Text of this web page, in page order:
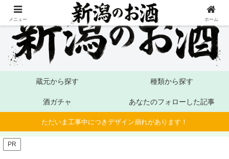
蔵元から探す 種類から探す
酒ガチャ あなたのフォローした記事
ただいま工事中につきデザイン崩れがあります！
PR
メニュー ホーム